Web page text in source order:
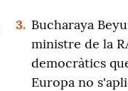
3. Bucharaya
ministre de la
democràtics
Europa no